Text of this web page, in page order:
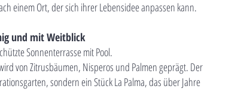
einem Ort, der sich ihrer Lebensidee anpassen kann.
und mit Weitblick
Sonnenterrasse mit Pool.
von Zitrusbäumen, Nisperos und Palmen geprägt. Der
sondern ein Stück La Palma, das über Jahre